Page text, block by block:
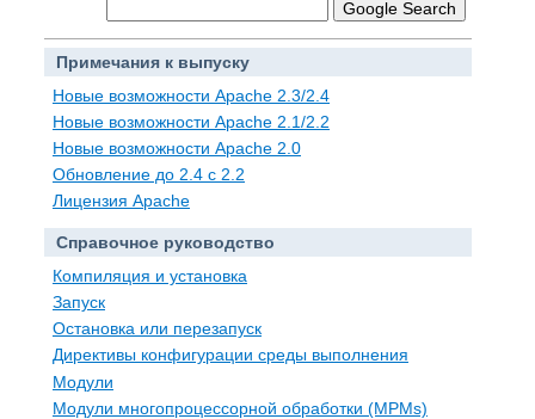
Примечания к выпуску
Новые возможности Apache 2.3/2.4
Новые возможности Apache 2.1/2.2
Новые возможности Apache 2.0
Обновление до 2.4 с 2.2
Лицензия Apache
Справочное руководство
Компиляция и установка
Запуск
Остановка или перезапуск
Директивы конфигурации среды выполнения
Модули
Модули многопроцессорной обработки (MPMs)